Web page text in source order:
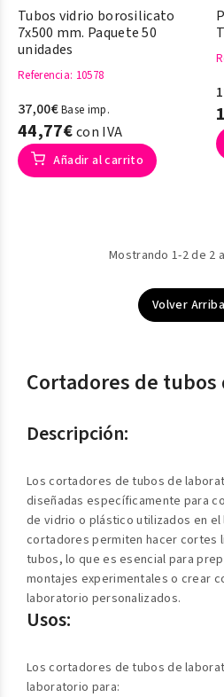
Tubos vidrio borosilicato
7x500 mm. Paquete 50
unidades
Referencia: 10578
37,00€Base imp.
44,77€con IVA
Añadir al carrito
Mostrando 1-2 de 2
Volver Arriba
Cortadores de
Descripción:
Los cortadores de tubos de
diseñadas específicamente para
de vidrio o plástico utilizados en
cortadores permiten hacer cortes
tubos, lo que es esencial para
montajes experimentales o crear
laboratorio personalizados.
Usos:
Los cortadores de tubos de
laboratorio para: